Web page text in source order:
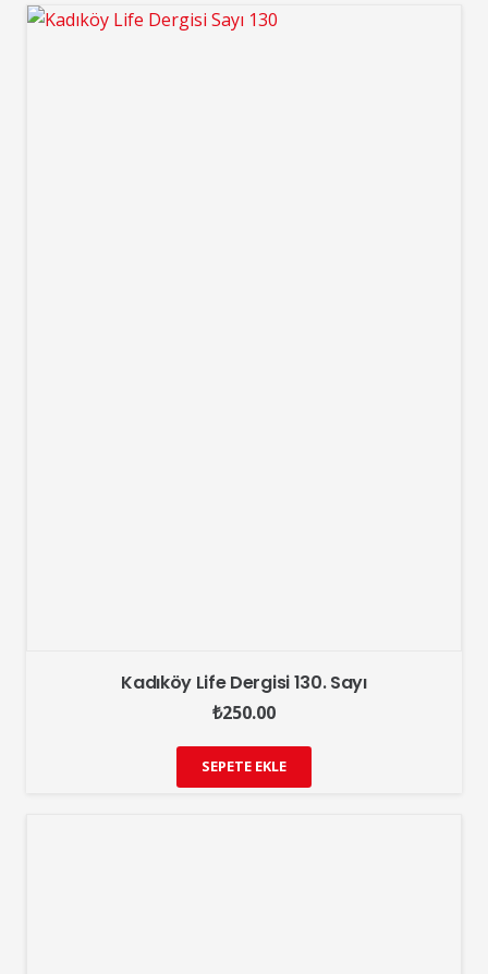
Kadıköy Life Dergisi 130. Sayı
₺250.00
SEPETE EKLE